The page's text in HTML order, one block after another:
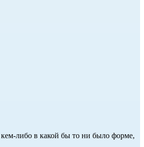
кем-либо в какой бы то ни было форме,